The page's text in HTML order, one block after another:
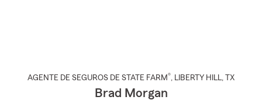
AGENTE DE SEGUROS DE STATE FARM®, LIBERTY HILL, TX
Brad Morgan